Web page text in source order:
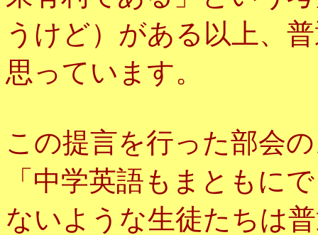
うけど）がある以上、
思っています。
この提言を行った部会
「中学英語もまともに
ないような生徒たちは